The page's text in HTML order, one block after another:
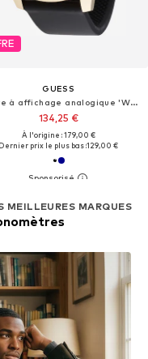
MEILLEURES MARQUES
GUESS
Montre à affichage analogique 'Walker'
134,25 €
À l'origine : 179,00 €
Dernier prix le plus bas :129,00 €